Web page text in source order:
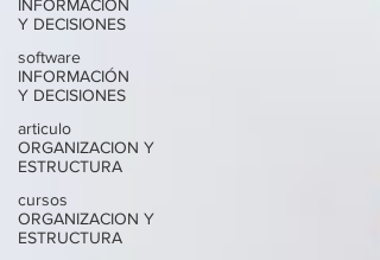
INFORMACIÓN
Y DECISIONES
software
INFORMACIÓN
Y DECISIONES
articulo
ORGANIZACION Y
ESTRUCTURA
cursos
ORGANIZACION Y
ESTRUCTURA